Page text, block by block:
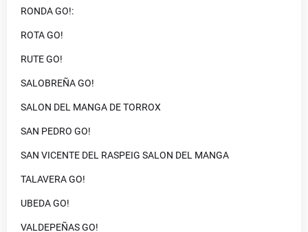
RONDA GO!:
ROTA GO!
RUTE GO!
SALOBREÑA GO!
SALON DEL MANGA DE TORROX
SAN PEDRO GO!
SAN VICENTE DEL RASPEIG SALON DEL MANGA
TALAVERA GO!
UBEDA GO!
VALDEPEÑAS GO!